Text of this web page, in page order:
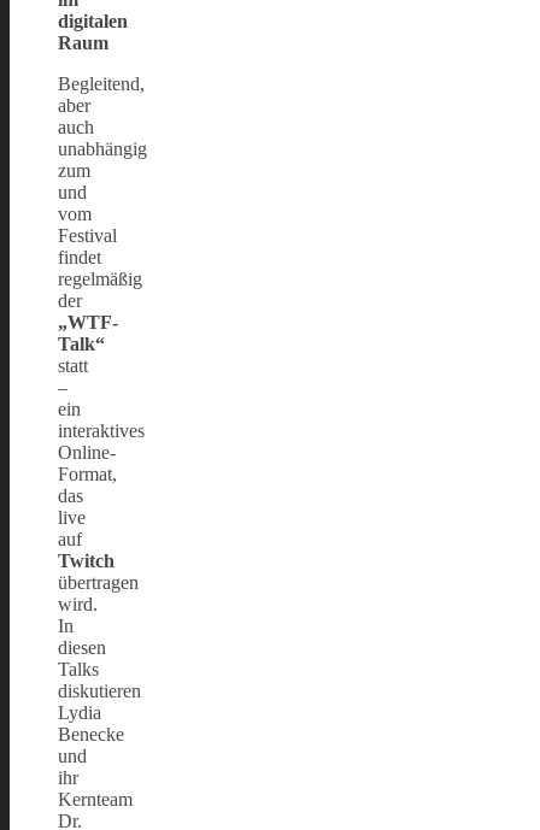
digitalen
Raum
Begleitend,
aber
auch
unabhängig
zum
und
vom
Festival
findet
regelmäßig
der
„WTF-
Talk“
statt
–
ein
interaktives
Online-
Format,
das
live
auf
Twitch
übertragen
wird.
In
diesen
Talks
diskutieren
Lydia
Benecke
und
ihr
Kernteam
Dr.